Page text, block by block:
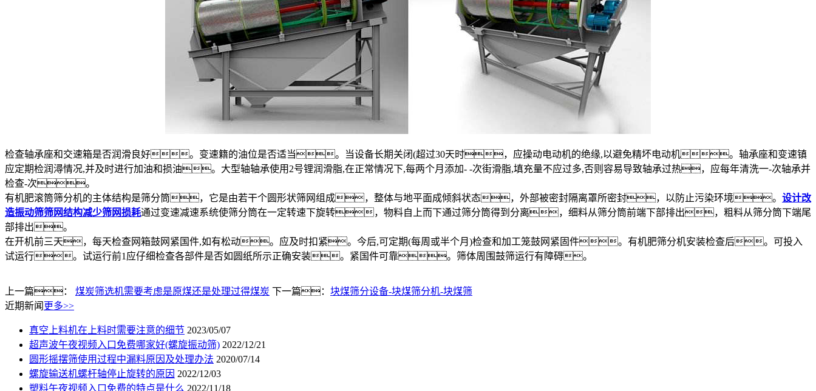
检查轴承座和交速箱是否润滑良好。变速籍的油位是否适当。当设备长期关闭(超过30天时，应操动电动机的绝缘,以避免精坏电动机。轴承座和变速镇
应定期检润潯情况,并及时进行加油和损油。大型轴轴承使用2号锂润滑脂,在正常情况下,每两个月添加- -次街滑脂,填充量不应过多,否则容易导致轴承过热，应每年清洗一-次轴承并
检查-次。
有机肥滚筒筛分机的主体结构是筛分筒，它是由若干个圆形状筛网组成，整体与地平面成倾斜状态，外部被密封隔离罩所密封，以防止污染环境。 设计改
造振动筛筛网结构减少筛网损耗通过变速减速系统使筛分筒在一定转速下旋转，物料自上而下通过筛分筒得到分离，细料从筛分筒前端下部排出，粗料从筛分筒下端尾
部排出。
在开机前三天，每天检查网箱鼓网紧国件,如有松动。应及时扣紧。今后,可定期(每周或半个月)检查和加工笼鼓网紧固件。有机肥筛分机安装检查后。可投入
试运行。试运行前1应仔细检查各部件是否如圆纸所示正确安装。紧国件可靠。筛体周围鼓筛运行有障碍。
上一篇： 煤炭筛选机需要考虑是原煤还是处理过得煤炭 下一篇： 块煤筛分设备-块煤筛分机-块煤筛
近期新闻 更多>>
真空上料机在上料时需要注意的细节 2023/05/07
超声波午夜视频入口免费哪家好(螺旋振动筛) 2022/12/21
圆形摇摆筛使用过程中漏料原因及处理办法 2020/07/14
螺旋输送机螺杆轴停止旋转的原因 2022/12/03
塑料午夜视频入口免费的特点是什么 2022/11/18